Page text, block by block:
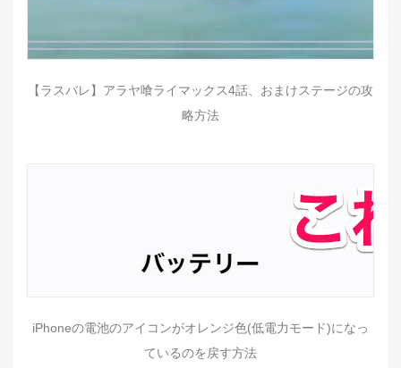
【ラスバレ】アラヤ喰ライマックス4話、おまけステージの攻
略方法
iPhoneの電池のアイコンがオレンジ色(低電力モード)になっ
ているのを戻す方法